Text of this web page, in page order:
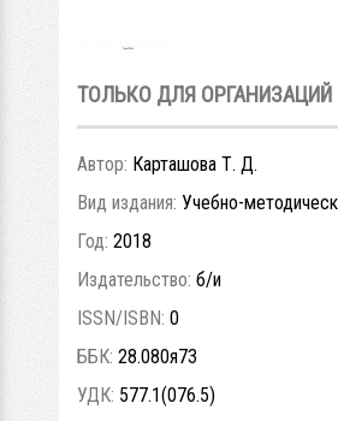
ТОЛЬКО ДЛЯ ОРГАНИЗАЦИЙ
Автор: Карташова Т. Д.
Вид издания: Учебно-
Год: 2018
Издательство: б/и
ISSN/ISBN: 0
ББК: 28.080я73
УДК: 577.1(076.5)